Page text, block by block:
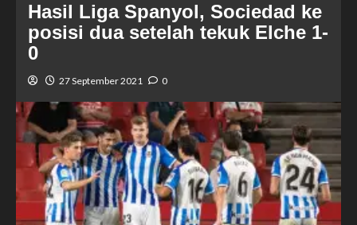
Hasil Liga Spanyol, Sociedad ke
posisi dua setelah tekuk Elche 1-
0
27 September 2021 0